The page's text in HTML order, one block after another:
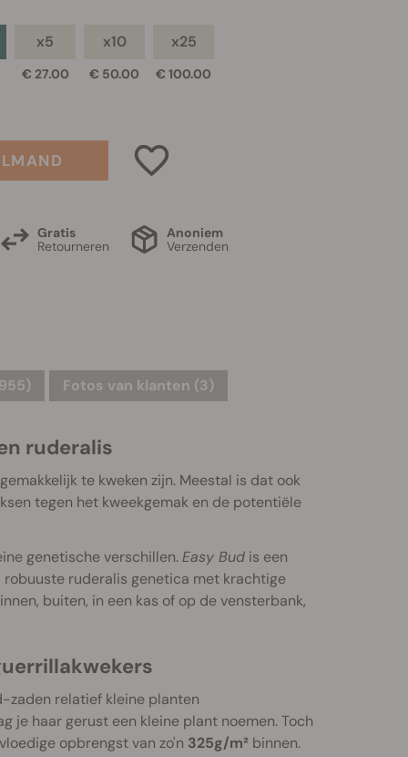
x5
€ 27.00
x10
€ 50.00
x25
€ 100.00
Gratis
Retourneren
Anoniem
Verzenden
Fotos van klanten (3)
ruderalis
te kweken zijn. Meestal is dat ook
tegen het kweekgemak en de potentiële
genetische verschillen.Easy Budis een
ruderalis genetica met krachtige
buiten, in een kas of op de vensterbank,
zaden relatief kleine planten
je haar gerust een kleine plant noemen. Toch
opbrengst van zo'n 325g/m² binnen.